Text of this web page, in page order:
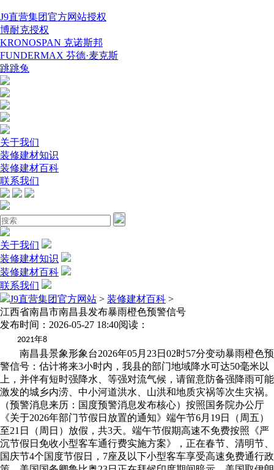
J9直营集团官方网站授权
博耐克授权
KRONOSPAN 克诺斯邦
FUNDERMAX 芬德·麦克斯
跳跳兔
关于我们
装修建材知识
装修建材百科
联系我们
关于我们
装修建材知识
装修建材百科
联系我们
J9直营集团官方网站 > 装修建材百科 >
江西省南昌市南昌县发布暴雨橙色预警信号
发布时间：2026-05-27 18:40阅读：
2021年8
南昌县景象形象台2026年05月23日02时57分变动暴雨橙色预
警信号：估计将来3小时内，我县的部门地域降水可达50毫米以
上，并伴有短时强降水、等强对流气候，请留意防备强降雨可能
激发的城乡内涝、中小河道洪水、山洪和地质灾祸等次生灾祸。
（预警消息来历：国度预警消息发布核心）按照国务院办公厅
《关于2026年部门节假日放置的通知》端午节6月19日（周五）
至21日（周日）放假，共3天。端午节假期高速不免费按照《严
沉节假日免收小型客车通行费实施方案》，正在春节、清明节、
国庆节4个国度节假日，7座及以下小型客车享受高速免费通行政